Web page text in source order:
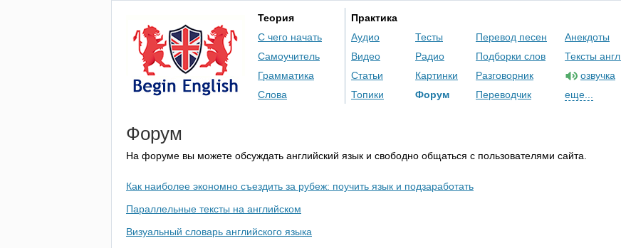
Теория
С чего начать
Самоучитель
Грамматика
Слова
Практика
Аудио
Видео
Статьи
Топики
Тесты
Радио
Картинки
Форум
Перевод песен
Подборки слов
Разговорник
Переводчик
Анекдоты
Тексты англ.
озвучка
еще...
Форум
На форуме вы можете обсуждать английский язык и свободно общаться с пользователями сайта.
Как наиболее экономно съездить за рубеж: поучить язык и подзаработать
Параллельные тексты на английском
Визуальный словарь английского языка